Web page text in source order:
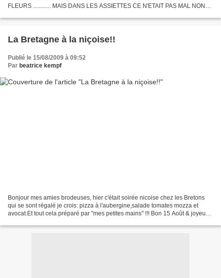
FLEURS ............ MAIS DANS LES ASSIETTES CE N'ETAIT PAS MAL NON
MËME...
La Bretagne à la niçoise!!
Publié le 15/08/2009 à 09:52
Par beatrice kempf
Bonjour mes amies brodeuses, hier c'était soirée nicoise chez les Bretons
qui se sont régalé je crois: pizza à l'aubergine,salade tomates mozza et
avocat.Et tout cela préparé par "mes petites mains" !!! Bon 15 Août & joyeuse